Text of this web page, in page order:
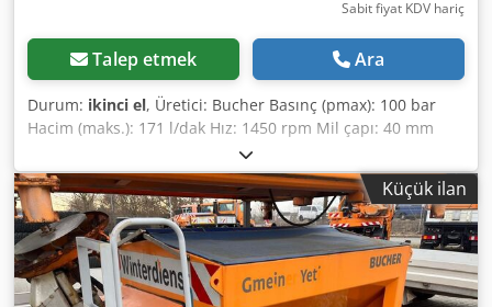
Sabit fiyat KDV hariç
Talep etmek Ara
Durum: ikinci el, Üretici: Bucher Basınç (pmax): 100 bar
Hacim (maks.): 171 l/dak Hız: 1450 rpm Mil çapı: 40 mm
Flanş çapı: 127 mm Cjdpfxjuf Sfxe Algjrf Hatve dairesinin
çapı: 181 mm Ağırlık: 40 kg
Küçük ilan